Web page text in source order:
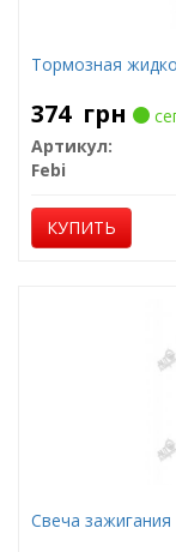
Тормозная
374 грн
Артикул:
Febi
КУПИТЬ
Свеча